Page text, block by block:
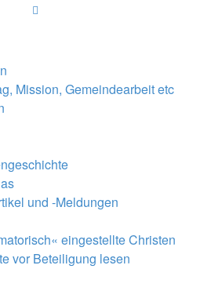
Mission, Gemeindearbeit etc
und -Meldungen
eingestellte Christen
vor Beteiligung lesen